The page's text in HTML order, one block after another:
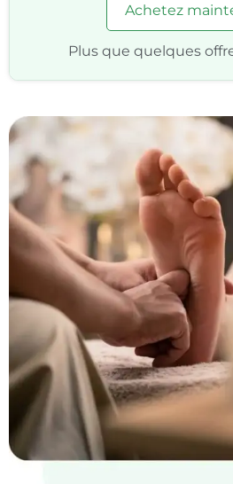
Achetez
Plus que quelques